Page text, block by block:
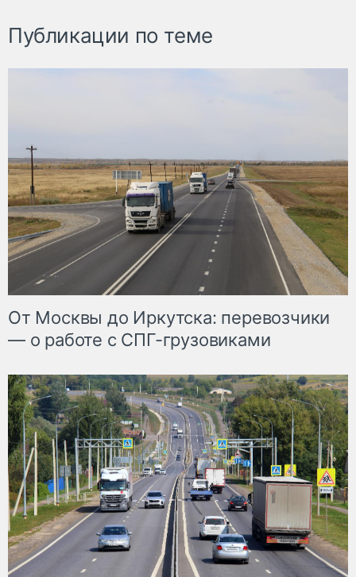
Публикации по теме
От Москвы до Иркутска: перевозчики
— о работе с СПГ-грузовиками